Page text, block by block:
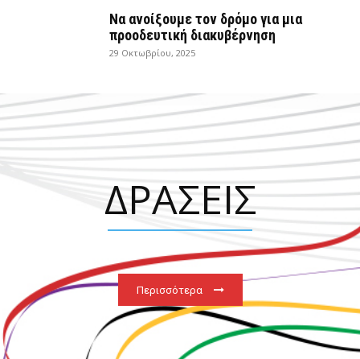
Να ανοίξουμε τον δρόμο για μια
προοδευτική διακυβέρνηση
29 Οκτωβρίου, 2025
ΔΡΑΣΕΙΣ
Περισσότερα